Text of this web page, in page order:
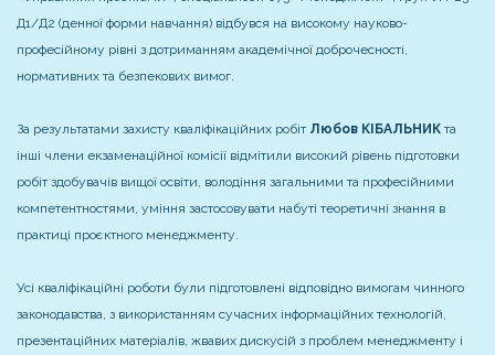
Д1/Д2 (денної форми навчання) відбувся на високому науково-
професійному рівні з дотриманням академічної доброчесності,
нормативних та безпекових вимог.
За результатами захисту кваліфікаційних робіт Любов КІБАЛЬНИК та
інші члени екзаменаційної комісії відмітили високий рівень підготовки
робіт здобувачів вищої освіти, володіння загальними та професійними
компетентностями, уміння застосовувати набуті теоретичні знання в
практиці проєктного менеджменту.
Усі кваліфікаційні роботи були підготовлені відповідно вимогам чинного
законодавства, з використанням сучасних інформаційних технологій,
презентаційних матеріалів, жвавих дискусій з проблем менеджменту і